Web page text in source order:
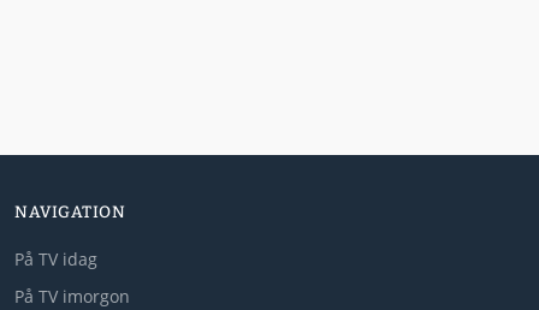
NAVIGATION
På TV idag
På TV imorgon